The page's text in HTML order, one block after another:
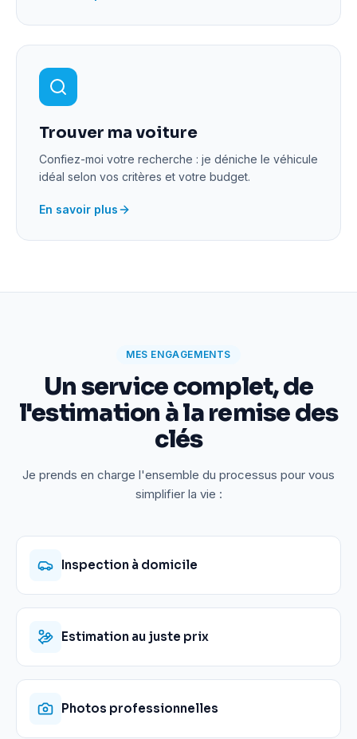
Trouver ma voiture
Confiez-moi votre recherche : je déniche le véhicule
idéal selon vos critères et votre budget.
En savoir plus
MES ENGAGEMENTS
Un service complet, de
l'estimation à la remise des
clés
Je prends en charge l'ensemble du processus pour vous
simplifier la vie :
Inspection à domicile
Estimation au juste prix
Photos professionnelles